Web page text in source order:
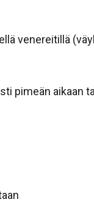
venereitillä
pimeän aikaan